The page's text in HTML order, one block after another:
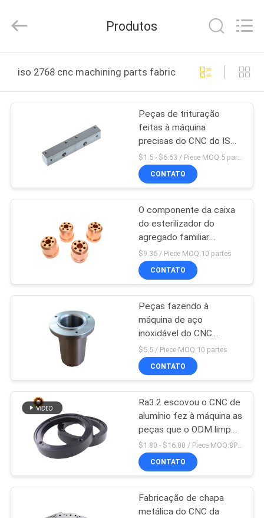
SOBRE
FÁBRICA
CONTROLE
QUALIDADE
CONTACTE-
NOS
NOTÍCIAS
UM
ORÇAMENTO
Tuofa
Technology
All
Reserved.
Produtos
iso 2768 cnc machining parts fabricação online
Peças de trituração
feitas à máquina
precisas do CNC do ISO
2768 do ANSI do
alumínio de Metel
$1.5 - $6.63 / Piece MOQ:5 partes/partes
CONTATO
O componente da caixa
do esterilizador do
agregado familiar
anodizou as peças
fazendo à máquina do
CNC de 400mm
$9.36 / Piece MOQ:10 partes
CONTATO
Peças fazendo à
máquina de aço
inoxidável do CNC
SUS630 da unidade de
purificador de ar 304
$5.5 / Piece MOQ:10 partes
CONTATO
Ra3.2 escovou o CNC de
alumínio fez à máquina as
peças que o ODM limpou
com jato de areia a
perfuração do ANSI
$1.80 - $16.00 / Piece MOQ:8Piece/Pieces
CONTATO
Fabricação de chapa
metálica do CNC da